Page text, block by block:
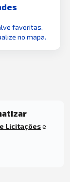
favoritas,
no mapa.
Licitaçõese